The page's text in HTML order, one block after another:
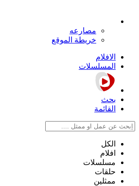
مصارعه
خريطة الموقع
الافلام
المسلسلات
بحث
القائمة
الكل
افلام
مسلسلات
حلقات
ممثلين